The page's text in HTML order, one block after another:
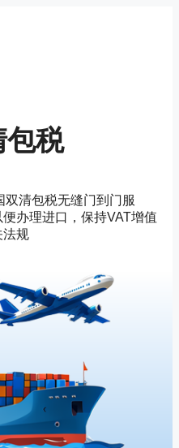
包税
清包税无缝门到门服
办理进口，保持VAT增值
法规